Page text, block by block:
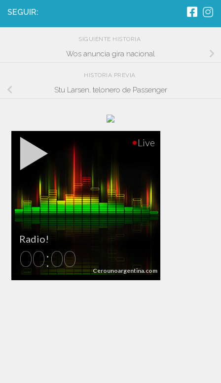
SEGUIR:
SIGUIENTE HISTORIA
Wos anuncia gira nacional
HISTORIA PREVIA
Stu Larsen, telonero de Passenger